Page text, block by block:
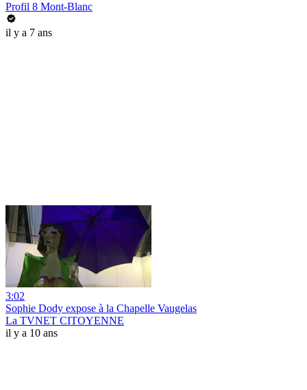
Profil 8 Mont-Blanc
il y a 7 ans
3:02
Sophie Dody expose à la Chapelle Vaugelas
La TVNET CITOYENNE
il y a 10 ans